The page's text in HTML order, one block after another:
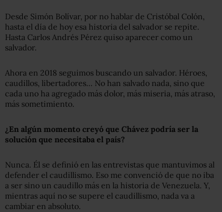
Desde Simón Bolívar, por no hablar de Cristóbal Colón,
hasta el día de hoy esa historia del salvador se repite.
Hasta Carlos Andrés Pérez quiso aparecer como un
salvador.
Ahora en 2018 seguimos buscando un salvador. Héroes,
caudillos, libertadores… No han salvado nada, sino que
cada uno ha agregado más dolor, más miseria, más atraso,
más sometimiento.
¿En algún momento creyó que Chávez podría ser la
solución que necesitaba el país?
Nunca. Él se definió en las entrevistas que mantuvimos al
defender el caudillismo. Eso me convenció de que no iba
a ser sino un caudillo más en la historia de Venezuela. Y,
mientras aquí no se supere el caudillismo, nada va a
cambiar en absoluto.